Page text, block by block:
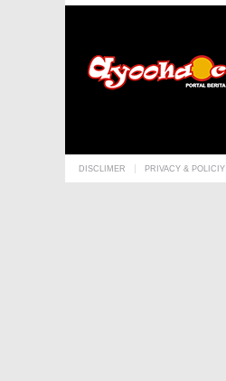
DISCLIMER PRIVACY & POLICIY